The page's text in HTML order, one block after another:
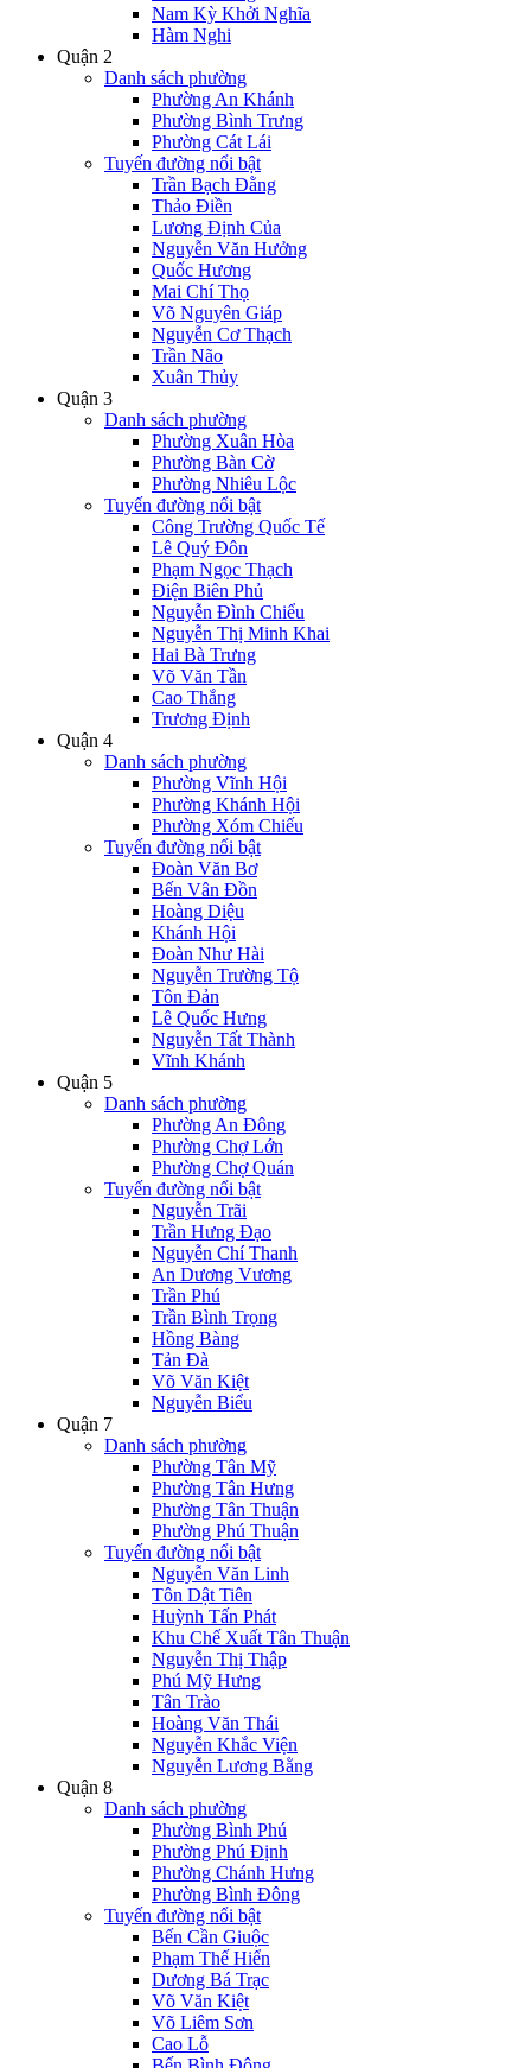
Nam Kỳ Khởi Nghĩa
Hàm Nghi
Quận 2
Danh sách phường
Phường An Khánh
Phường Bình Trưng
Phường Cát Lái
Tuyến đường nổi bật
Trần Bạch Đằng
Thảo Điền
Lương Định Của
Nguyễn Văn Hưởng
Quốc Hương
Mai Chí Thọ
Võ Nguyên Giáp
Nguyễn Cơ Thạch
Trần Não
Xuân Thủy
Quận 3
Danh sách phường
Phường Xuân Hòa
Phường Bàn Cờ
Phường Nhiêu Lộc
Tuyến đường nổi bật
Công Trường Quốc Tế
Lê Quý Đôn
Phạm Ngọc Thạch
Điện Biên Phủ
Nguyễn Đình Chiểu
Nguyễn Thị Minh Khai
Hai Bà Trưng
Võ Văn Tần
Cao Thắng
Trương Định
Quận 4
Danh sách phường
Phường Vĩnh Hội
Phường Khánh Hội
Phường Xóm Chiếu
Tuyến đường nổi bật
Đoàn Văn Bơ
Bến Vân Đồn
Hoàng Diệu
Khánh Hội
Đoàn Như Hài
Nguyễn Trường Tộ
Tôn Đản
Lê Quốc Hưng
Nguyễn Tất Thành
Vĩnh Khánh
Quận 5
Danh sách phường
Phường An Đông
Phường Chợ Lớn
Phường Chợ Quán
Tuyến đường nổi bật
Nguyễn Trãi
Trần Hưng Đạo
Nguyễn Chí Thanh
An Dương Vương
Trần Phú
Trần Bình Trọng
Hồng Bàng
Tản Đà
Võ Văn Kiệt
Nguyễn Biểu
Quận 7
Danh sách phường
Phường Tân Mỹ
Phường Tân Hưng
Phường Tân Thuận
Phường Phú Thuận
Tuyến đường nổi bật
Nguyễn Văn Linh
Tôn Dật Tiên
Huỳnh Tấn Phát
Khu Chế Xuất Tân Thuận
Nguyễn Thị Thập
Phú Mỹ Hưng
Tân Trào
Hoàng Văn Thái
Nguyễn Khắc Viện
Nguyễn Lương Bằng
Quận 8
Danh sách phường
Phường Bình Phú
Phường Phú Định
Phường Chánh Hưng
Phường Bình Đông
Tuyến đường nổi bật
Bến Cần Giuộc
Phạm Thế Hiển
Dương Bá Trạc
Võ Văn Kiệt
Võ Liêm Sơn
Cao Lỗ